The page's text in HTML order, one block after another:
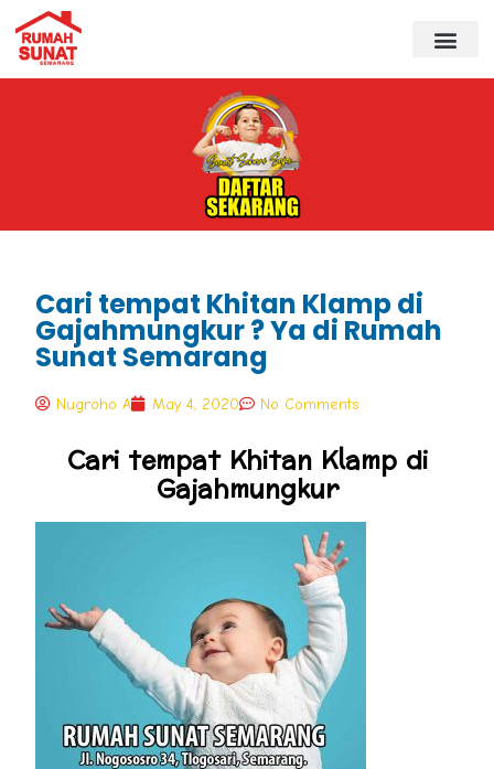
Cari tempat Khitan Klamp di
Gajahmungkur ? Ya di Rumah
Sunat Semarang
Nugroho A May 4, 2020 No Comments
Cari tempat Khitan Klamp di
Gajahmungkur